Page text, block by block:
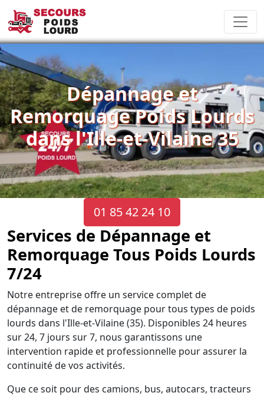
Dépannage et
Remorquage Poids Lourds
dans l'Ille-et-Vilaine 35
01 85 42 24 10
Services de Dépannage et
Remorquage Tous Poids Lourds
7/24
Notre entreprise offre un service complet de
dépannage et de remorquage pour tous types de poids
lourds dans l'Ille-et-Vilaine (35). Disponibles 24 heures
sur 24, 7 jours sur 7, nous garantissons une
intervention rapide et professionnelle pour assurer la
continuité de vos activités.
Que ce soit pour des camions, bus, autocars, tracteurs